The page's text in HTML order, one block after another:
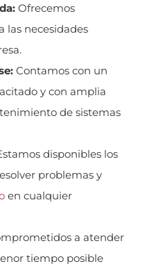
Ofrecemos
las necesidades
Contamos con un
y con amplia
de sistemas
disponibles los
problemas y
en cualquier
a atender
tiempo posible